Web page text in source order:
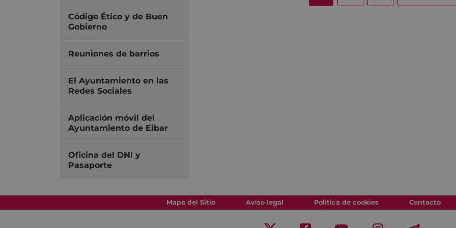
Código Ético y de Buen
Gobierno
Reuniones de barrios
El Ayuntamiento en las
Redes Sociales
Aplicación móvil del
Ayuntamiento de Eibar
Oficina del DNI y
Pasaporte
Mapa del Sitio Aviso legal Política de cookies Contacto